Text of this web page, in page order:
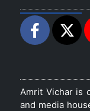
Amrit Vichar is
and media